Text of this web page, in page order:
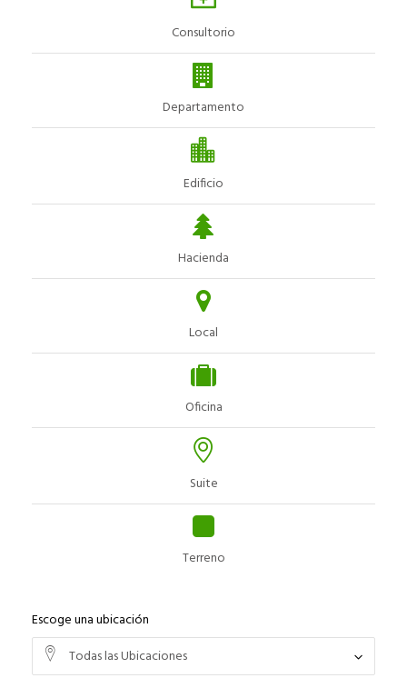
Consultorio
Departamento
Edificio
Hacienda
Local
Oficina
Suite
Terreno
Escoge una ubicación
Todas las Ubicaciones